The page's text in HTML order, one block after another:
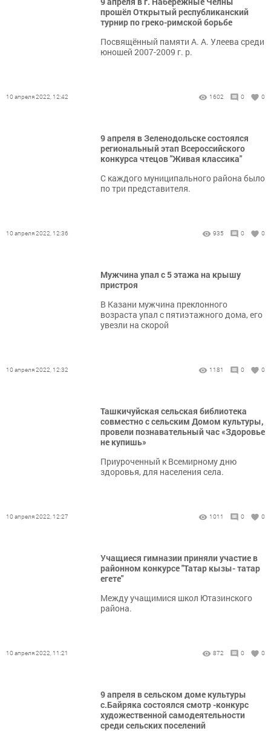
прошёл Открытый республиканский
турнир по греко-римской борьбе
Посвящённый памяти А. А. Улеева среди
юношей 2007-2009 г. р.
10 апреля 2022, 12:42 1602 0 0
9 апреля в Зеленодольске состоялся
региональный этап Всероссийского
конкурса чтецов "Живая классика"
С каждого муниципального района было
по три представителя.
10 апреля 2022, 12:36 935 0 0
Мужчина упал с 5 этажа на крышу
пристроя
В Казани мужчина преклонного
возраста упал с пятиэтажного дома, его
увезли на скорой
10 апреля 2022, 12:32 1181 0 0
Ташкичуйская сельская библиотека
совместно с сельским Домом культуры,
провели познавательный час «Здоровье
не купишь»
Приуроченный к Всемирному дню
здоровья, для населения села.
10 апреля 2022, 12:27 1011 0 0
Учащиеся гимназии приняли участие в
районном конкурсе "Татар кызы- татар
егете"
Между учащимися школ Ютазинского
района.
10 апреля 2022, 11:21 872 0 0
9 апреля в сельском доме культуры
с.Байряка состоялся смотр -конкурс
художественной самодеятельности
среди сельских поселений